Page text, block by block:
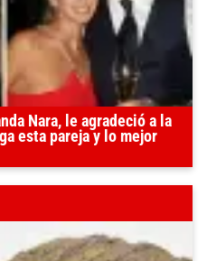
Nara, le agradeció a la
esta pareja y lo mejor